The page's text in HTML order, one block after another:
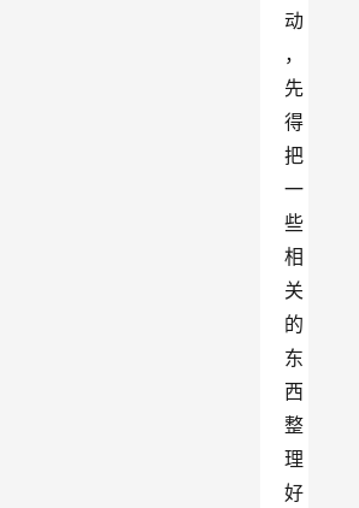
动
，
先
得
把
一
些
相
关
的
东
西
整
理
好